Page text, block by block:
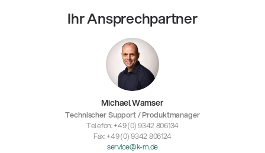
Ihr Ansprechpartner
Michael Wamser
Technischer Support / Produktmanager
Telefon: +49 (0) 9342 806134
Fax: +49 (0) 9342 806124
service@k-m.de